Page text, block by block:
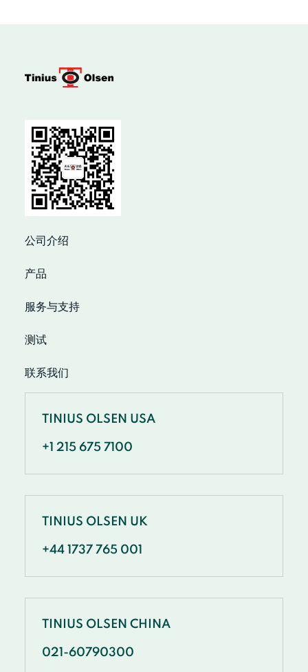
公司介绍
产品
服务与支持
测试
联系我们
TINIUS OLSEN USA
+1 215 675 7100
TINIUS OLSEN UK
+44 1737 765 001
TINIUS OLSEN CHINA
021-60790300